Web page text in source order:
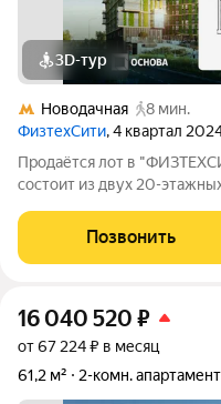
3D-тур
Новодачная
8 мин.
ФизтехСити, 4 квартал
Продаётся лот в
состоит из двух 20-
панорамным остеклением.
подземный паркинг и
Позвонить
16 040 520 ₽
от 67 224 ₽ в месяц
61,2 м²
2-комн.